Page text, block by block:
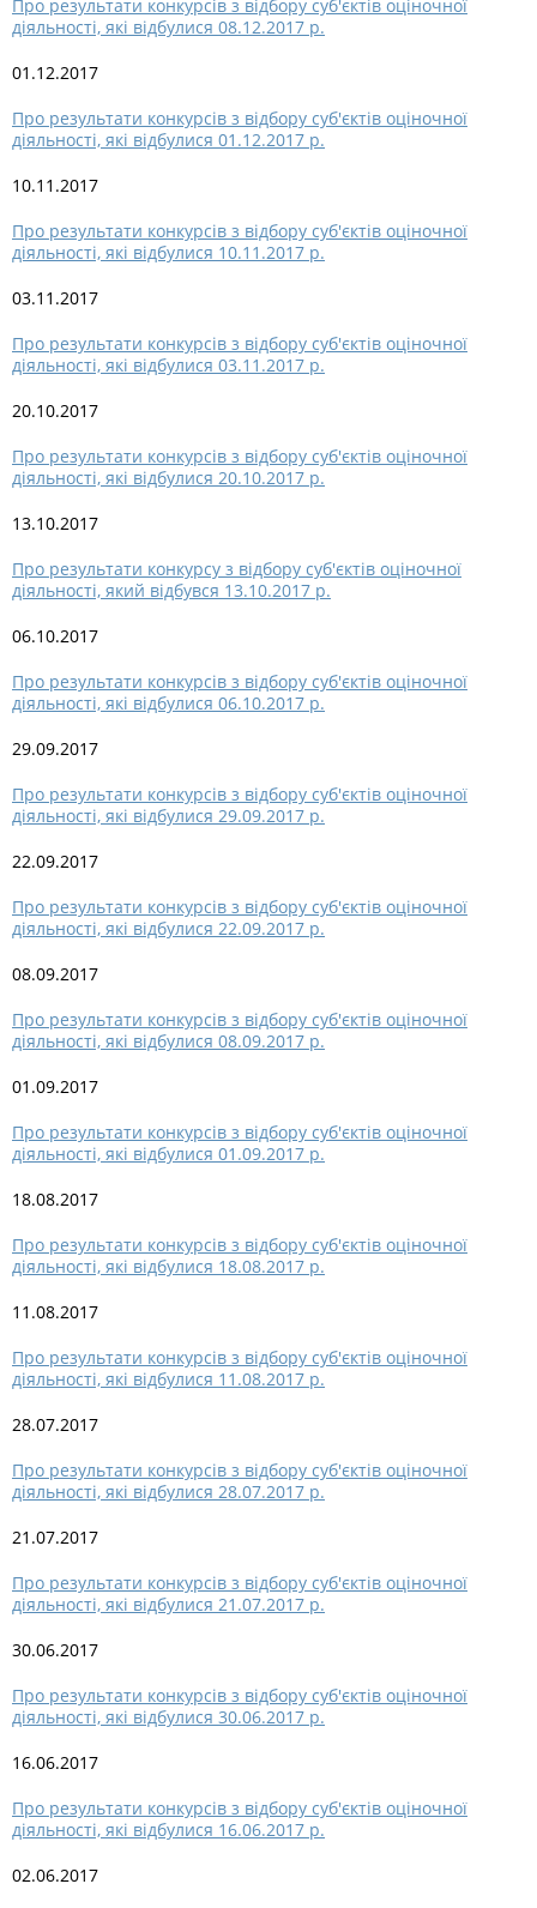
Про результати конкурсів з відбору суб'єктів оціночної
діяльності, які відбулися 08.12.2017 р.
01.12.2017
Про результати конкурсів з відбору суб'єктів оціночної
діяльності, які відбулися 01.12.2017 р.
10.11.2017
Про результати конкурсів з відбору суб'єктів оціночної
діяльності, які відбулися 10.11.2017 р.
03.11.2017
Про результати конкурсів з відбору суб'єктів оціночної
діяльності, які відбулися 03.11.2017 р.
20.10.2017
Про результати конкурсів з відбору суб'єктів оціночної
діяльності, які відбулися 20.10.2017 р.
13.10.2017
Про результати конкурсу з відбору суб'єктів оціночної
діяльності, який відбувся 13.10.2017 р.
06.10.2017
Про результати конкурсів з відбору суб'єктів оціночної
діяльності, які відбулися 06.10.2017 р.
29.09.2017
Про результати конкурсів з відбору суб'єктів оціночної
діяльності, які відбулися 29.09.2017 р.
22.09.2017
Про результати конкурсів з відбору суб'єктів оціночної
діяльності, які відбулися 22.09.2017 р.
08.09.2017
Про результати конкурсів з відбору суб'єктів оціночної
діяльності, які відбулися 08.09.2017 р.
01.09.2017
Про результати конкурсів з відбору суб'єктів оціночної
діяльності, які відбулися 01.09.2017 р.
18.08.2017
Про результати конкурсів з відбору суб'єктів оціночної
діяльності, які відбулися 18.08.2017 р.
11.08.2017
Про результати конкурсів з відбору суб'єктів оціночної
діяльності, які відбулися 11.08.2017 р.
28.07.2017
Про результати конкурсів з відбору суб'єктів оціночної
діяльності, які відбулися 28.07.2017 р.
21.07.2017
Про результати конкурсів з відбору суб'єктів оціночної
діяльності, які відбулися 21.07.2017 р.
30.06.2017
Про результати конкурсів з відбору суб'єктів оціночної
діяльності, які відбулися 30.06.2017 р.
16.06.2017
Про результати конкурсів з відбору суб'єктів оціночної
діяльності, які відбулися 16.06.2017 р.
02.06.2017